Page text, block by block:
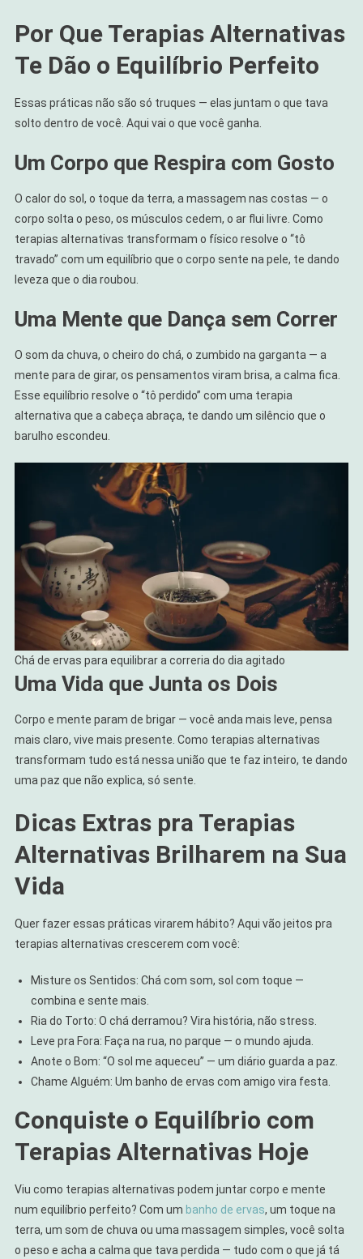
Por Que Terapias Alternativas
Te Dão o Equilíbrio Perfeito
Essas práticas não são só truques — elas juntam o que tava
solto dentro de você. Aqui vai o que você ganha.
Um Corpo que Respira com Gosto
O calor do sol, o toque da terra, a massagem nas costas — o
corpo solta o peso, os músculos cedem, o ar flui livre. Como
terapias alternativas transformam o físico resolve o “tô
travado” com um equilíbrio que o corpo sente na pele, te dando
leveza que o dia roubou.
Uma Mente que Dança sem Correr
O som da chuva, o cheiro do chá, o zumbido na garganta — a
mente para de girar, os pensamentos viram brisa, a calma fica.
Esse equilíbrio resolve o “tô perdido” com uma terapia
alternativa que a cabeça abraça, te dando um silêncio que o
barulho escondeu.
Chá de ervas para equilibrar a correria do dia agitado
Uma Vida que Junta os Dois
Corpo e mente param de brigar — você anda mais leve, pensa
mais claro, vive mais presente. Como terapias alternativas
transformam tudo está nessa união que te faz inteiro, te dando
uma paz que não explica, só sente.
Dicas Extras pra Terapias
Alternativas Brilharem na Sua
Vida
Quer fazer essas práticas virarem hábito? Aqui vão jeitos pra
terapias alternativas crescerem com você:
Misture os Sentidos: Chá com som, sol com toque —
combina e sente mais.
Ria do Torto: O chá derramou? Vira história, não stress.
Leve pra Fora: Faça na rua, no parque — o mundo ajuda.
Anote o Bom: “O sol me aqueceu” — um diário guarda a paz.
Chame Alguém: Um banho de ervas com amigo vira festa.
Conquiste o Equilíbrio com
Terapias Alternativas Hoje
Viu como terapias alternativas podem juntar corpo e mente
num equilíbrio perfeito? Com um banho de ervas, um toque na
terra, um som de chuva ou uma massagem simples, você solta
o peso e acha a calma que tava perdida — tudo com o que já tá